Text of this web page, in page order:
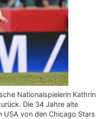
Nationalspielerin Kathrin
Die 34 Jahre alte
von den Chicago Stars